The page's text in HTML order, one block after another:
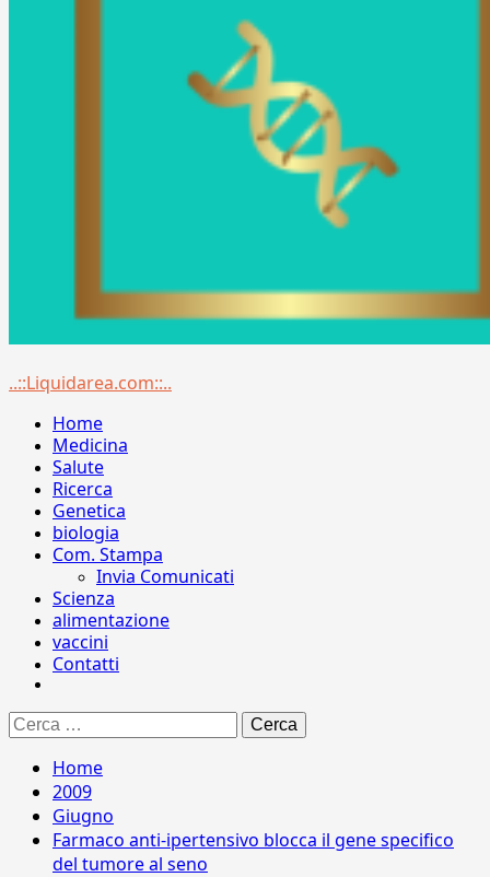
Menu
..::Liquidarea.com::..
Home
Medicina
Salute
Ricerca
Genetica
biologia
Com. Stampa
Invia Comunicati
Scienza
alimentazione
vaccini
Contatti
Ricerca
per:
Home
2009
Giugno
Farmaco anti-ipertensivo blocca il gene specifico
del tumore al seno